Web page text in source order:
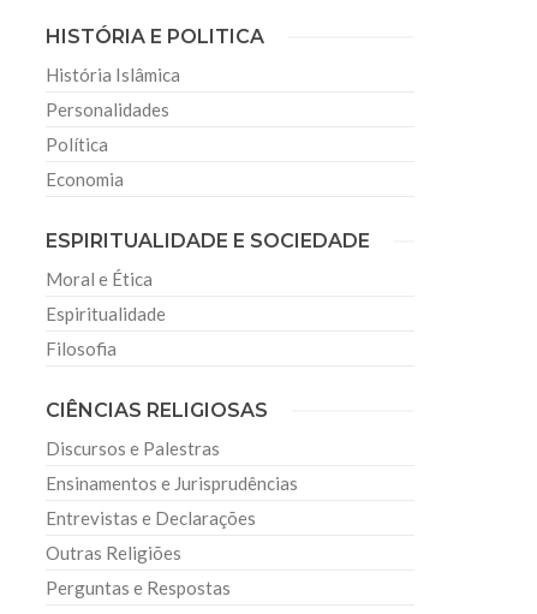
HISTÓRIA E POLITICA
História Islâmica
Personalidades
Política
Economia
ESPIRITUALIDADE E SOCIEDADE
Moral e Ética
Espiritualidade
Filosofia
CIÊNCIAS RELIGIOSAS
Discursos e Palestras
Ensinamentos e Jurisprudências
Entrevistas e Declarações
Outras Religiões
Perguntas e Respostas